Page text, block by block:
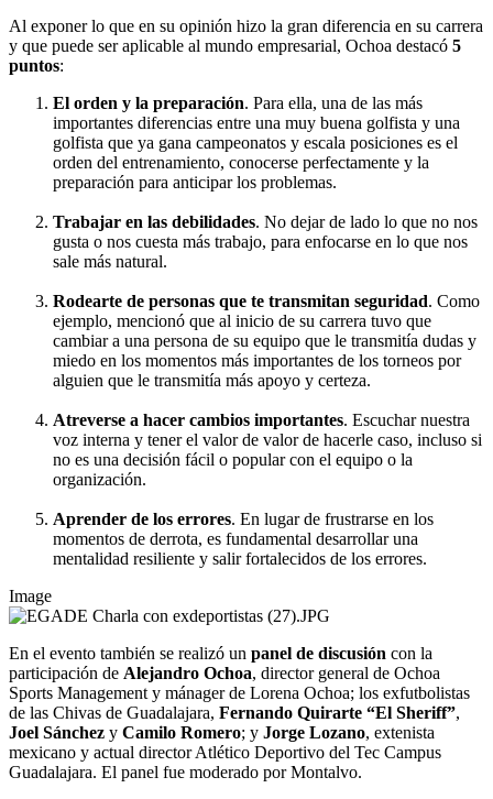
Al exponer lo que en su opinión hizo la gran diferencia en su carrera
y que puede ser aplicable al mundo empresarial, Ochoa destacó 5
puntos:
El orden y la preparación. Para ella, una de las más
importantes diferencias entre una muy buena golfista y una
golfista que ya gana campeonatos y escala posiciones es el
orden del entrenamiento, conocerse perfectamente y la
preparación para anticipar los problemas.
Trabajar en las debilidades. No dejar de lado lo que no nos
gusta o nos cuesta más trabajo, para enfocarse en lo que nos
sale más natural.
Rodearte de personas que te transmitan seguridad. Como
ejemplo, mencionó que al inicio de su carrera tuvo que
cambiar a una persona de su equipo que le transmitía dudas y
miedo en los momentos más importantes de los torneos por
alguien que le transmitía más apoyo y certeza.
Atreverse a hacer cambios importantes. Escuchar nuestra
voz interna y tener el valor de valor de hacerle caso, incluso si
no es una decisión fácil o popular con el equipo o la
organización.
Aprender de los errores. En lugar de frustrarse en los
momentos de derrota, es fundamental desarrollar una
mentalidad resiliente y salir fortalecidos de los errores.
Image
En el evento también se realizó un panel de discusión con la
participación de Alejandro Ochoa, director general de Ochoa
Sports Management y mánager de Lorena Ochoa; los exfutbolistas
de las Chivas de Guadalajara, Fernando Quirarte “El Sheriff”,
Joel Sánchez y Camilo Romero; y Jorge Lozano, extenista
mexicano y actual director Atlético Deportivo del Tec Campus
Guadalajara. El panel fue moderado por Montalvo.